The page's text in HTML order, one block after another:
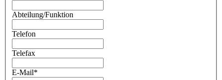
Abteilung/Funktion
Telefon
Telefax
E-Mail*